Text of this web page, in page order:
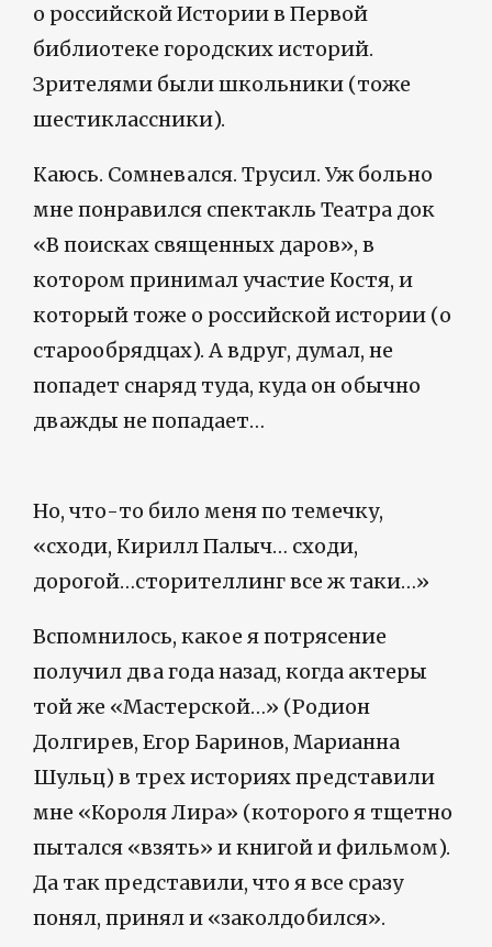
о российской Истории в Первой
библиотеке городских историй.
Зрителями были школьники (тоже
шестиклассники).
Каюсь. Сомневался. Трусил. Уж больно
мне понравился спектакль Театра док
«В поисках священных даров», в
котором принимал участие Костя, и
который тоже о российской истории (о
старообрядцах). А вдруг, думал, не
попадет снаряд туда, куда он обычно
дважды не попадает…
Но, что-то било меня по темечку,
«сходи, Кирилл Палыч… сходи,
дорогой…сторителлинг все ж таки…»
Вспомнилось, какое я потрясение
получил два года назад, когда актеры
той же «Мастерской…» (Родион
Долгирев, Егор Баринов, Марианна
Шульц) в трех историях представили
мне «Короля Лира» (которого я тщетно
пытался «взять» и книгой и фильмом).
Да так представили, что я все сразу
понял, принял и «заколдобился».